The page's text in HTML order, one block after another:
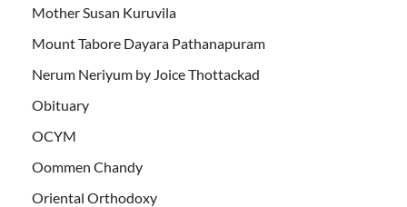
Mother Susan Kuruvila
Mount Tabore Dayara Pathanapuram
Nerum Neriyum by Joice Thottackad
Obituary
OCYM
Oommen Chandy
Oriental Orthodoxy